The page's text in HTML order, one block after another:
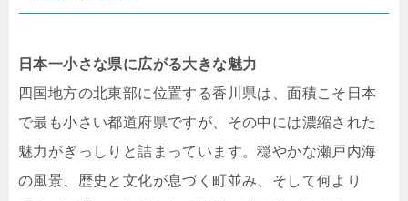
日本一小さな県に広がる大きな魅力
四国地方の北東部に位置する香川県は、面積こそ日本
で最も小さい都道府県ですが、その中には濃縮された
魅力がぎっしりと詰まっています。穏やかな瀬戸内海
の風景、歴史と文化が息づく町並み、そして何より